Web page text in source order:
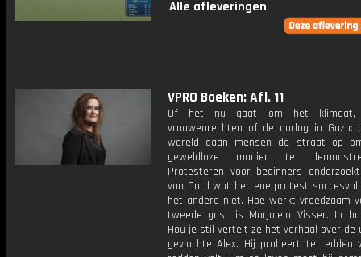
Alle afleveringen
VPRO Boeken: Afl. 11
Of het nu gaat om het klimaat,
vrouwenrechten of de oorlog in Gaza:
wereld gaan mensen de straat op
geweldloze manier te
Protesteren voor beginners
van Oord wat het ene protest
het andere niet. Hoe werkt vreedzaam
tweede gast is Marjolein Visser. In
Hou je stil vertelt ze het verhaal over de
gevluchte Alex. Hij probeert te